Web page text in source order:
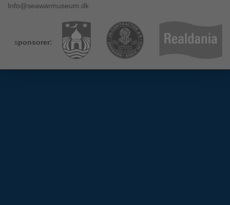
Info@seawarmuseum.dk
sponsorer: